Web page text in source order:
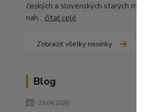
českých a slovenských starých
nah... čítať celé
Zobraziť všetky novinky
Blog
29.04.2026